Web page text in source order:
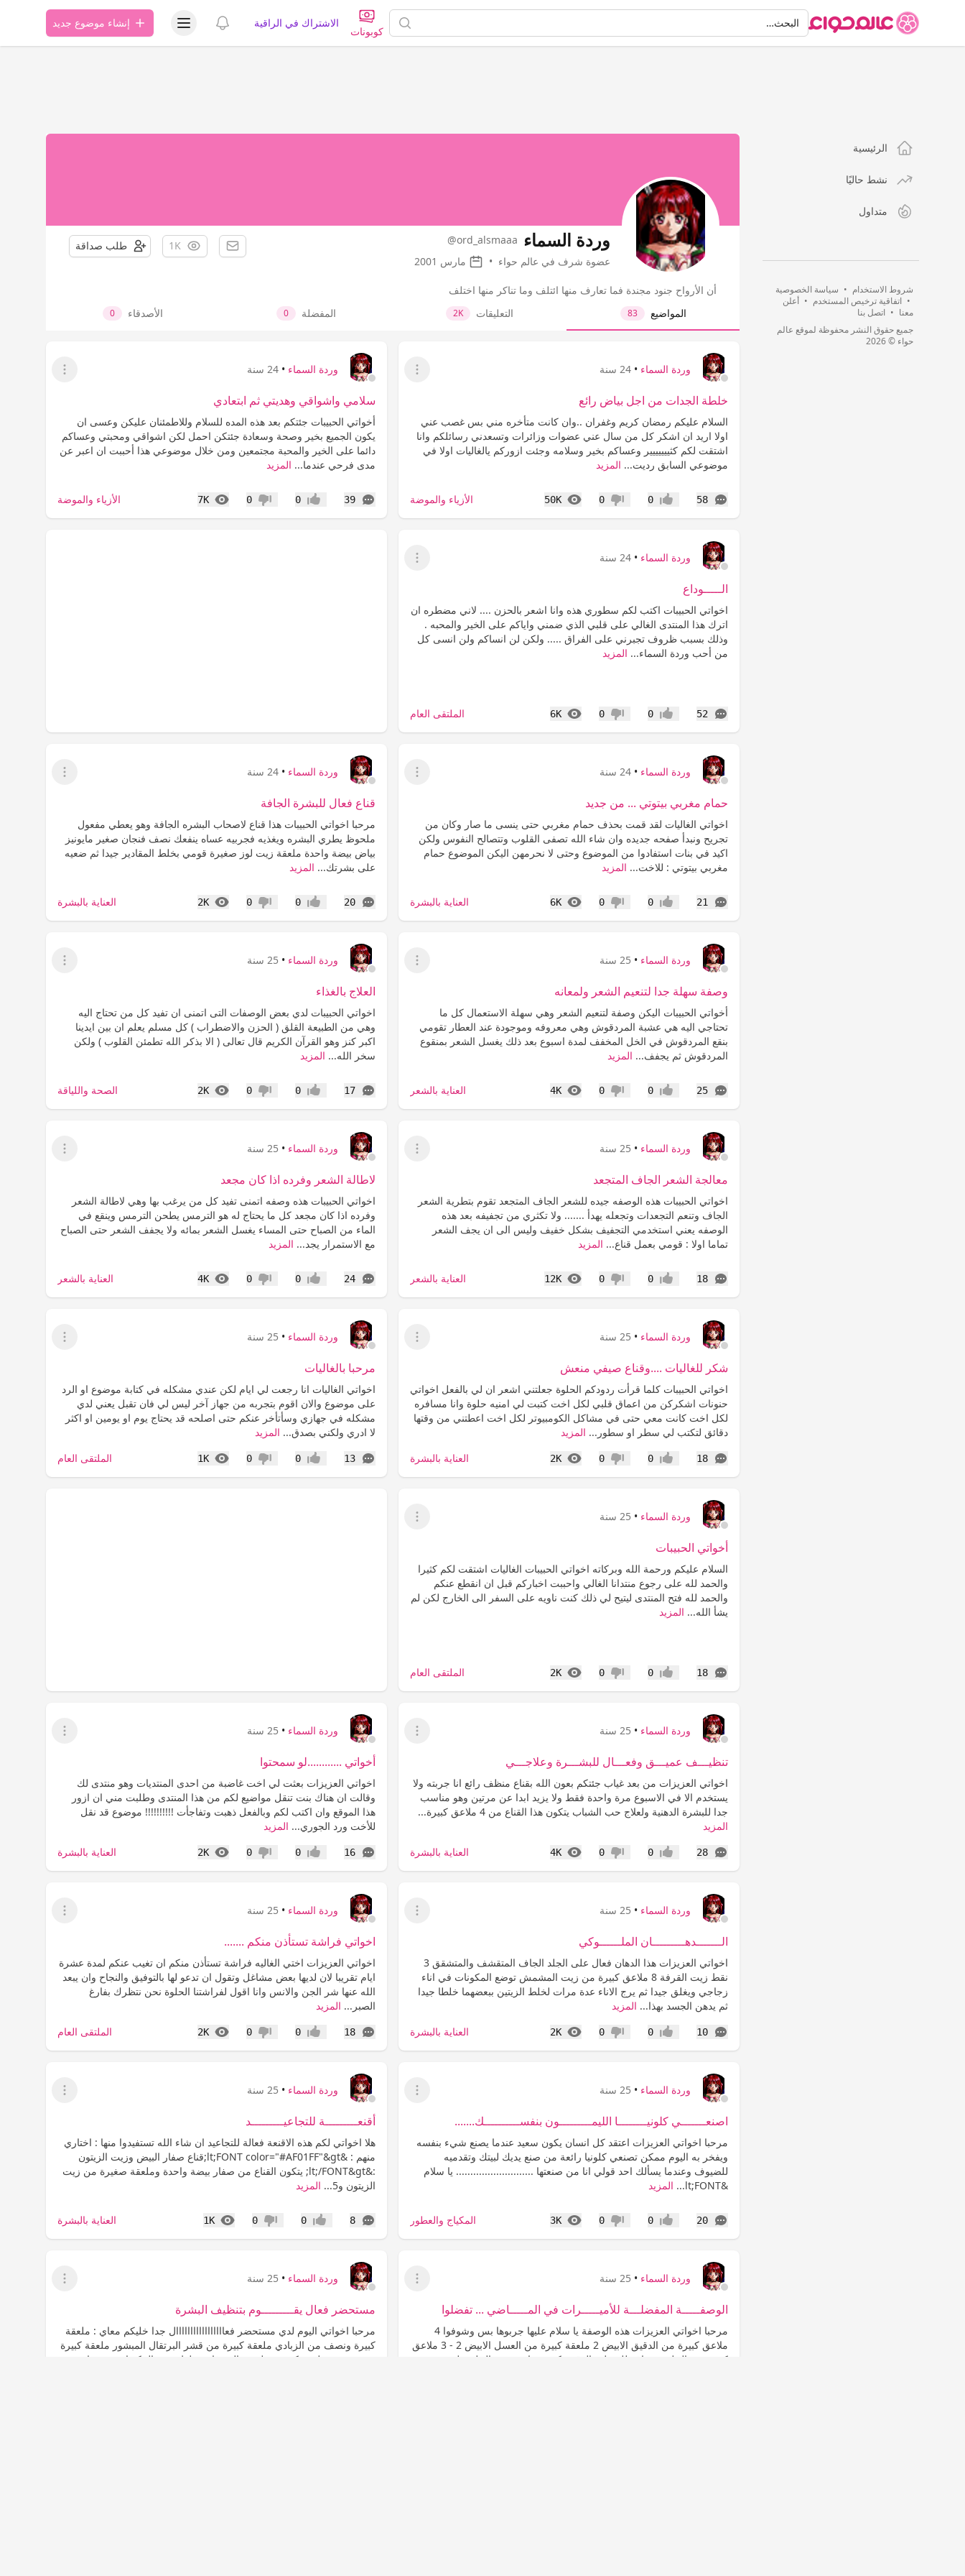
البحثالبحث…
كوبونات
الاشتراك في الراقية عرض الإشعاراتعرض قائمة المستخدمإنشاء موضوع جديد
الرئيسية
نشط حاليًا
متداول
شروط الاستخدام • سياسة الخصوصية
• اتفاقية ترخيص المستخدم • أعلن
معنا • اتصل بنا
جميع حقوق النشر محفوظة لموقع عالم
حواء © 2026
وردة السماء @ord_alsmaaa
عضوة شرف في عالم حواء • مارس 2001
1K طلب صداقة
أن الأرواح جنود مجندة فما تعارف منها ائتلف وما تناكر منها اختلف
المواضيع
83 التعليقات 2K المفضلة 0 الأصدقاء 0
وردة السماء • 24 سنة
عرض القائمة
خلطة الجدات من اجل بياض رائع
السلام عليكم رمضان كريم وغفران ..وان كانت متأخره مني بس غصب عني
اولا اريد ان اشكر كل من سال عني عضوات وزائرات وتسعدني رسائلكم وانا
اشتقت لكم كثييييييير وعساكم بخير وسلامه وجئت ازوركم يالغاليات اولا في
موضوعي السابق رديت... المزيد
58
التعليقات إعجاب0 عدم إعجاب
0
50K
المشاهدات الأزياء والموضة
وردة السماء • 24 سنة
عرض القائمة
سلامي واشواقي وهديتي ثم ابتعادي
أخواتي الحبيبات جئتكم بعد هذه المده للسلام وللاطمئنان عليكن وعسى ان
يكون الجميع بخير وصحة وسعادة جئتكن احمل لكن اشواقي ومحبتي وعساكم
دائما على الخير والمحبة مجتمعين ومن خلال موضوعي هذا أحببت ان اعبر عن
مدى فرحي عندما... المزيد
39
التعليقات إعجاب0 عدم إعجاب
0
7K
المشاهدات الأزياء والموضة
وردة السماء • 24 سنة
عرض القائمة
الـــــوداع
اخواتي الحبيبات اكتب لكم سطوري هذه وانا اشعر بالحزن .... لاني مضطره ان
اترك هذا المنتدى الغالي على قلبي الذي ضمني واياكم على الخير والمحبه .
وذلك بسبب ظروف تجبرني على الفراق ..... ولكن لن انساكم ولن انسى كل
من أحب وردة السماء... المزيد
52
التعليقات إعجاب0 عدم إعجاب
0
6K
المشاهدات الملتقى العام
وردة السماء • 24 سنة
عرض القائمة
حمام مغربي بيتوتي ... من جديد
اخواتي الغاليات لقد قمت بحذف حمام مغربي حتى ينسى ما صار وكان من
تجريح ونبدأ صفحه جديده وان شاء الله تصفى القلوب وتتصالح النفوس ولكن
اكيد في بنات استفادوا من الموضوع وحتى لا نحرمهن اليكن الموضوع حمام
مغربي بيتوتي : للاخت... المزيد
21
التعليقات إعجاب0 عدم إعجاب
0
6K
المشاهدات العناية بالبشرة
وردة السماء • 24 سنة
عرض القائمة
قناع فعال للبشرة الجافة
مرحبا اخواتي الحبيبات هذا قناع لاصحاب البشره الجافة وهو يعطي مفعول
ملحوظ يطري البشره ويغذيه فجربيه عساه ينفعك نصف فنجان صغير مايونيز
بياض بيضة واحدة ملعقة زيت لوز صغيرة قومي بخلط المقادير جيدا ثم ضعيه
على بشرتك... المزيد
20
التعليقات إعجاب0 عدم إعجاب
0
2K
المشاهدات العناية بالبشرة
وردة السماء • 25 سنة
عرض القائمة
وصفة سهلة جدا لتنعيم الشعر ولمعانه
أخواتي الحبيبات اليكن وصفة لتنعيم الشعر وهي سهلة الاستعمال كل ما
تحتاجي اليه هي عشبة المردقوش وهي معروفه وموجودة عند العطار تقومي
بنقع المردقوش في الخل المخفف لمدة اسبوع بعد ذلك يغسل الشعر بمنقوع
المردقوش ثم يجفف... المزيد
25
التعليقات إعجاب0 عدم إعجاب
0
4K
المشاهدات العناية بالشعر
وردة السماء • 25 سنة
عرض القائمة
العلاج بالغذاء
اخواتي الحبيبات لدي بعض الوصفات التى اتمنى ان تفيد كل من تحتاج اليه
وهي من الطبيعة القلق ( الحزن والاضطراب ) كل مسلم يعلم ان بين ايدينا
اكبر كنز وهو القرآن الكريم قال تعالى ( الا بذكر الله تطمئن القلوب ) ولكن
سخر الله... المزيد
17
التعليقات إعجاب0 عدم إعجاب
0
2K
المشاهدات الصحة واللياقة
وردة السماء • 25 سنة
عرض القائمة
معالجة الشعر الجاف المتجعد
اخواتي الحبيبات هذه الوصفه جيده للشعر الجاف المتجعد تقوم بتطرية الشعر
الجاف وتنعم التجعدات وتجعله يهدأ ....... ولا تكثري من تجفيفه بعد هذه
الوصفه يعني استخدمي التجفيف بشكل خفيف وليس الى ان يجف الشعر
تماما اولا : قومي بعمل قناع... المزيد
18
التعليقات إعجاب0 عدم إعجاب
0
12K
المشاهدات العناية بالشعر
وردة السماء • 25 سنة
عرض القائمة
لاطالة الشعر وفرده اذا كان مجعد
اخواتي الحبيبات هذه وصفه اتمنى تفيد كل من يرغب بها وهي لاطالة الشعر
وفرده اذا كان مجعد كل ما يحتاج له هو الترمس يطحن الترمس وينقع في
الماء من الصباح حتى المساء يغسل الشعر بمائه ولا يجفف الشعر حتى الصباح
مع الاستمرار يجد... المزيد
24
التعليقات إعجاب0 عدم إعجاب
0
4K
المشاهدات العناية بالشعر
وردة السماء • 25 سنة
عرض القائمة
شكر للغاليات ....وقناع صيفي منعش
اخواتي الحبيبات كلما قرأت ردودكم الحلوة جعلتني اشعر ان لي بالفعل اخواتي
حنونات اشكركن من اعماق قلبي لكل اخت كتبت لي امنيه حلوة وانا مسافره
لكل اخت كانت معي حتى في مشاكل الكومبيوتر لكل اخت اعطتني من وقتها
دقائق لتكتب لي سطر او سطور... المزيد
18
التعليقات إعجاب0 عدم إعجاب
0
2K
المشاهدات العناية بالبشرة
وردة السماء • 25 سنة
عرض القائمة
مرحبا بالغاليات
اخواتي الغاليات انا رجعت لي ايام لكن عندي مشكله في كتابة موضوع او الرد
على موضوع والان اقوم بتجربه من جهاز آخر ليس لي فان تقبل يعني لدي
مشكله في جهازي وسأتأخر عنكم حتى اصلحه قد يحتاج يوم او يومين او اكثر
لا ادري ولكني بصدق... المزيد
13
التعليقات إعجاب0 عدم إعجاب
0
1K
المشاهدات الملتقى العام
وردة السماء • 25 سنة
عرض القائمة
أخواتي الحبيبات
السلام عليكم ورحمة الله وبركاته اخواتي الحبيبات الغاليات اشتقت لكم كثيرا
والحمد لله على رجوع منتدانا الغالي واحببت اخباركم قبل ان انقطع عنكم
والحمد لله فتح المنتدى ليتيح لي ذلك كنت ناويه على السفر الى الخارج لكن لم
يشأ الله... المزيد
18
التعليقات إعجاب0 عدم إعجاب
0
2K
المشاهدات الملتقى العام
وردة السماء • 25 سنة
عرض القائمة
تنظيـــف عميـــق وفعـــال للبشـــرة وعلاجـــي
اخواتي العزيزات من بعد غياب جئتكم بعون الله بقناع منظف رائع انا جربته ولا
يستخدم الا في الاسبوع مرة واحدة فقط ولا يزيد ابدا عن مرتين وهو مناسب
جدا للبشرة الدهنية ولعلاج حب الشباب يتكون هذا القناع من 4 ملاعق كبيرة...
المزيد
28
التعليقات إعجاب0 عدم إعجاب
0
4K
المشاهدات العناية بالبشرة
وردة السماء • 25 سنة
عرض القائمة
أخواتي ............لو سمحتوا
اخواتي العزيزات بعثت لي اخت غاضبة من احدى المنتديات وهو منتدى لك
وقالت ان هناك بنت تنقل مواضيع لكم من هذا المنتدى وطلبت مني ان ازور
هذا الموقع وان اكتب لكم وبالفعل ذهبت وتفاجأت !!!!!!!!!! موضوع قد نقل
للأخت ورد الجوري... المزيد
16
التعليقات إعجاب0 عدم إعجاب
0
2K
المشاهدات العناية بالبشرة
وردة السماء • 25 سنة
عرض القائمة
الـــــــدهـــــــــان الملــــــوكي
اخواتي العزيزات هذا الدهان فعال على الجلد الجاف المتقشف والمتشقق 3
نقط زيت القرفة 8 ملاعق كبيرة من زيت المشمش توضع المكونات في اناء
زجاجي ويغلق جيدا ثم يرج الاناء عدة مرات لخلط الزيتين ببعضهما خلطا جيدا
ثم يدهن الجسد بهذا... المزيد
10
التعليقات إعجاب0 عدم إعجاب
0
2K
المشاهدات العناية بالبشرة
وردة السماء • 25 سنة
عرض القائمة
اخواتي فراشة تستأذن منكم .......
اخواتي العزيزات اختي الغاليه فراشة تستأذن منكم ان تغيب عنكم لمدة عشرة
ايام تقريبا لان لديها بعض مشاغل وتقول ان تدعو لها بالتوفيق والنجاح وان يبعد
الله عنها شر الجن والانس وانا اقول لفراشتنا الحلوة نحن نتظرك بفارغ
الصبر... المزيد
18
التعليقات إعجاب0 عدم إعجاب
0
2K
المشاهدات الملتقى العام
وردة السماء • 25 سنة
عرض القائمة
اصنعـــــــي كلونيــــــــا الليمـــــــــون بنفســــــــــك.......
مرحبا اخواتي العزيزات اعتقد كل انسان يكون سعيد عندما يصنع شيء بنفسه
ويفخر به اليوم ممكن تصنعي كلونيا رائعة من صنع يديك لبيتك وتقدميه
للضيوف وعندما يسألك احد قولي انا من صنعتها ........................... يا سلام
&lt;FONT...
المزيد
20
التعليقات إعجاب0 عدم إعجاب
0
3K
المشاهدات المكياج والعطور
وردة السماء • 25 سنة
عرض القائمة
أقنعـــــــــة للتجاعيـــــــــد
هلا اخواتي لكم هذه الاقنعة فعالة للتجاعيد ان شاء الله تستفيدوا منها : اختاري
منهم : &lt;FONT color="#AF01FF"&gt;قناع صفار البيض وزيت الزيتون
:&lt;/FONT&gt; يتكون القناع من صفار بيضة واحدة وملعقة صغيرة من زيت
الزيتون و5...
المزيد
8
التعليقات إعجاب0 عدم إعجاب
0
1K
المشاهدات العناية بالبشرة
وردة السماء • 25 سنة
عرض القائمة
الوصفـــــة المفضلـــة للأميـــــرات في المـــــاضي ... تفضلوا
مرحبا اخواتي العزيزات هذه الوصفة يا سلام عليها جربوها بس وشوفوا 4
ملاعق كبيرة من الدقيق الابيض 2 ملعقة كبيرة من العسل الابيض 2 - 3 ملاعق
كبيرة من الحليب يضاف للعسل والدقيق كمية مناسبة من الحليب لصنع عجينة
وردة السماء • 25 سنة
عرض القائمة
مستحضر فعال يقـــــــــوم بتنظيف البشرة
مرحبا اخواتي اليوم لدي مستحضر فعااااااااااااااااال جدا خليكم معاي : ملعقة
كبيرة ونصف من الزبادي ملعقة كبيرة من قشر البرتقال المبشور ملعقة كبيرة
زيت عصفر ملعقة كبيرة مطحون الشوفان تخلط جميع المكونات ببعضها